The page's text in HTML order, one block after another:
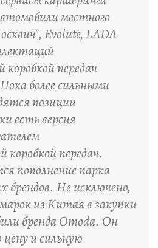
местного
Evolute, LADA
передач
более сильными
позиции
есть версия
передач.
пополнение парка
брендов. Не исключено,
из Китая в закупки
бренда Omoda. Он
и сильную